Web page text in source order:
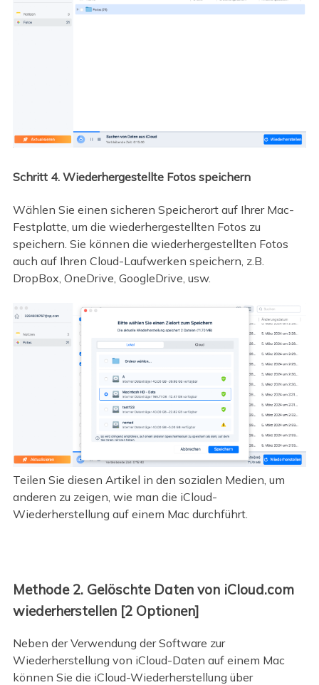
Schritt 4. Wiederhergestellte Fotos speichern
Wählen Sie einen sicheren Speicherort auf Ihrer Mac-
Festplatte, um die wiederhergestellten Fotos zu
speichern. Sie können die wiederhergestellten Fotos
auch auf Ihren Cloud-Laufwerken speichern, z.B.
DropBox, OneDrive, GoogleDrive, usw.
Teilen Sie diesen Artikel in den sozialen Medien, um
anderen zu zeigen, wie man die iCloud-
Wiederherstellung auf einem Mac durchführt.
Methode 2. Gelöschte Daten von iCloud.com
wiederherstellen [2 Optionen]
Neben der Verwendung der Software zur
Wiederherstellung von iCloud-Daten auf einem Mac
können Sie die iCloud-Wiederherstellung über